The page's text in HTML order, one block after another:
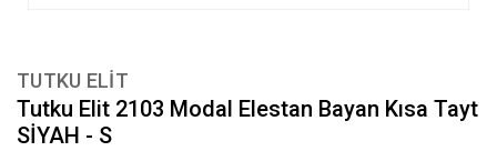
TUTKU ELIT
Tutku Elit 2103 Modal Elestan Bayan Kısa Tayt
SİYAH - S